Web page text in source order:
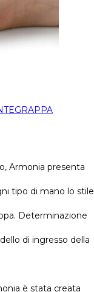
Armonia presenta
tipo di mano lo stile
Determinazione
di ingresso della
è stata creata